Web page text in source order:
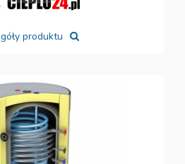
produktu